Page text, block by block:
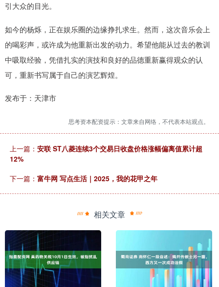
引大众的目光。
如今的杨烁，正在娱乐圈的边缘挣扎求生。然而，这次音乐会上
的喝彩声，或许成为他重新出发的动力。希望他能从过去的教训
中吸取经验，凭借扎实的演技和良好的品德重新赢得观众的认
可，重新书写属于自己的演艺辉煌。
发布于：天津市
思考资本配资提示：文章来自网络，不代表本站观点。
上一篇： 安联 ST八菱连续3个交易日收盘价格涨幅偏离值累计超
12%
下一篇： 富牛网 写点生活｜2025，我的花甲之年
相关文章